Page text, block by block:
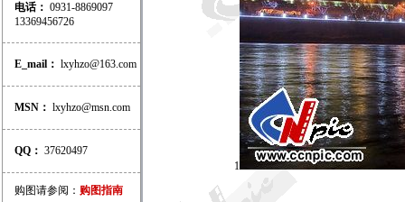
电话： 0931-8869097
13369456726
E_mail： lxyhzo@163.com
MSN： lxyhzo@msn.com
QQ： 37620497
购图请参阅： 购图指南
1